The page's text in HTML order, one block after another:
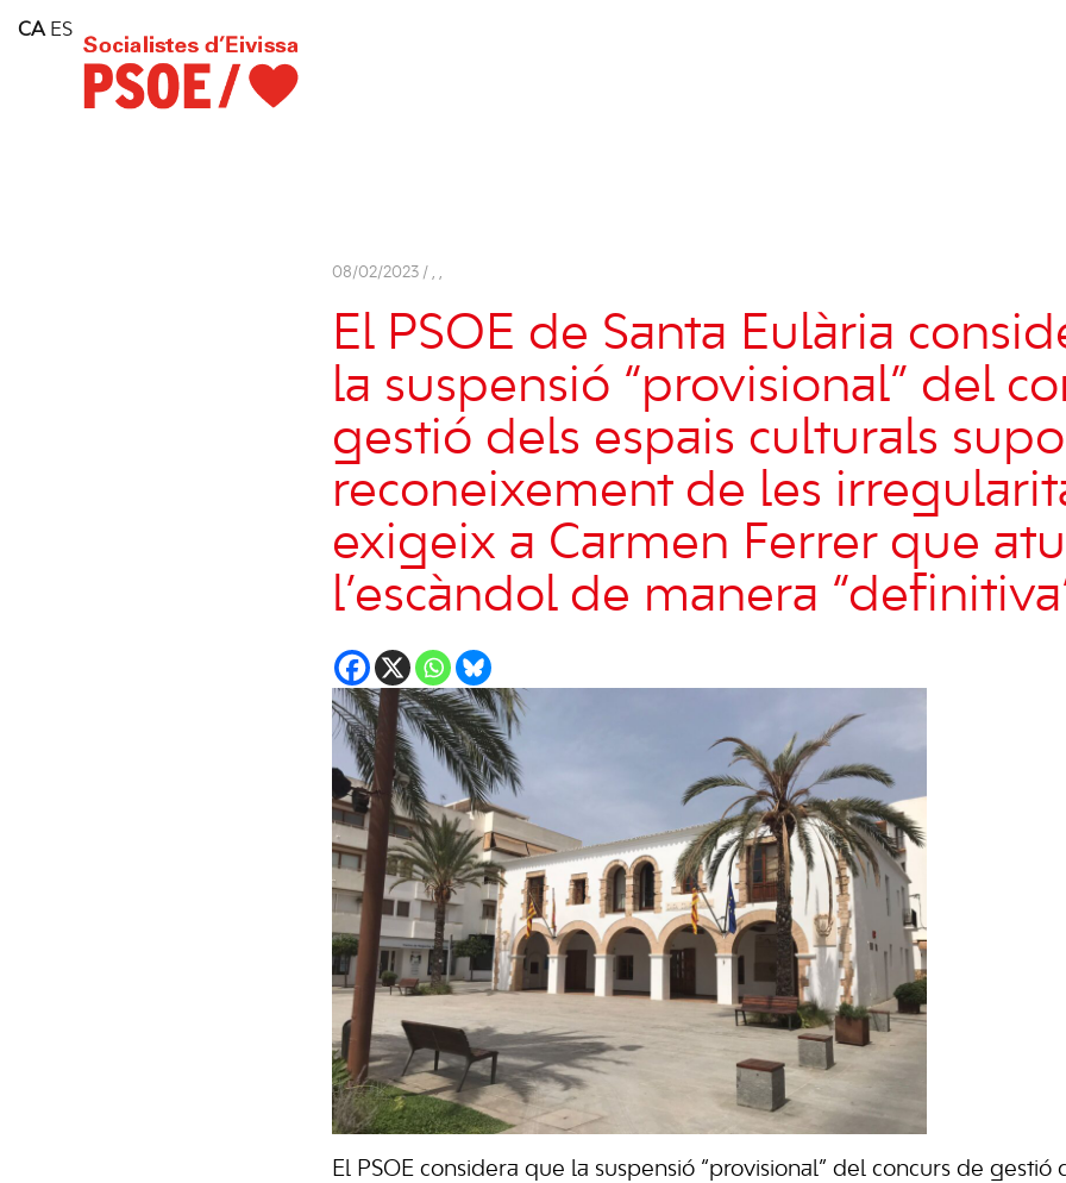
Consell Insular d'Eivissa
Services
08/02/2023 / , ,
El PSOE de Santa Eulària
la suspensió “provisional” del
gestió dels espais culturals
reconeixement de les
exigeix a Carmen Ferrer que
l’escàndol de manera
El PSOE considera que la suspensió “provisional” del concurs de gestió
CA ES